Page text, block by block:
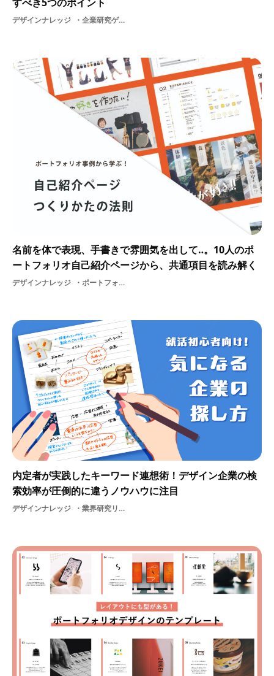
デザインナレッジ 企業研究ゲーム業界業界研究イラストレーター
名前を体で表現、手書きで雰囲気を出して‥。10人のポ
ートフォリオ自己紹介ページから、共通項目を読み解く
デザインナレッジ ポートフォリオ自己紹介
内定者が実践したキーワード連想術！デザイン企業の検
索効率が圧倒的に違うノウハウに注目
デザインナレッジ 業界研究リサーチ企業研究